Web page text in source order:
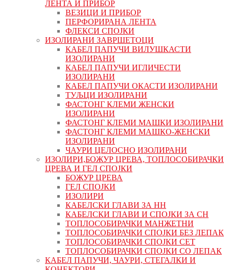
ЛЕНТА И ПРИБОР
ВЕЗИЦИ И ПРИБОР
ПЕРФОРИРАНА ЛЕНТА
ФЛЕКСИ СПОЈКИ
ИЗОЛИРАНИ ЗАВРШЕТОЦИ
КАБЕЛ ПАПУЧИ ВИЛУШКАСТИ
ИЗОЛИРАНИ
КАБЕЛ ПАПУЧИ ИГЛИЧЕСТИ
ИЗОЛИРАНИ
КАБЕЛ ПАПУЧИ ОКАСТИ ИЗОЛИРАНИ
ТУЉЦИ ИЗОЛИРАНИ
ФАСТОНГ КЛЕМИ ЖЕНСКИ
ИЗОЛИРАНИ
ФАСТОНГ КЛЕМИ МАШКИ ИЗОЛИРАНИ
ФАСТОНГ КЛЕМИ МАШКO-ЖЕНСКИ
ИЗОЛИРАНИ
ЧАУРИ ЦЕЛОСНО ИЗОЛИРАНИ
ИЗОЛИРИ,БОЖУР ЦРЕВА, ТОПЛОСОБИРАЧКИ
ЦРЕВА И ГЕЛ СПОЈКИ
БОЖУР ЦРЕВА
ГЕЛ СПОЈКИ
ИЗОЛИРИ
КАБЕЛСКИ ГЛАВИ ЗА НН
КАБЕЛСКИ ГЛАВИ И СПОЈКИ ЗА СН
ТОПЛОСОБИРАЧКИ МАНЖЕТНИ
ТОПЛОСОБИРАЧКИ СПОЈКИ БЕЗ ЛЕПАК
ТОПЛОСОБИРАЧКИ СПОЈКИ СЕТ
ТОПЛОСОБИРАЧКИ СПОЈКИ СО ЛЕПАК
КАБЕЛ ПАПУЧИ, ЧАУРИ, СТЕГАЛКИ И